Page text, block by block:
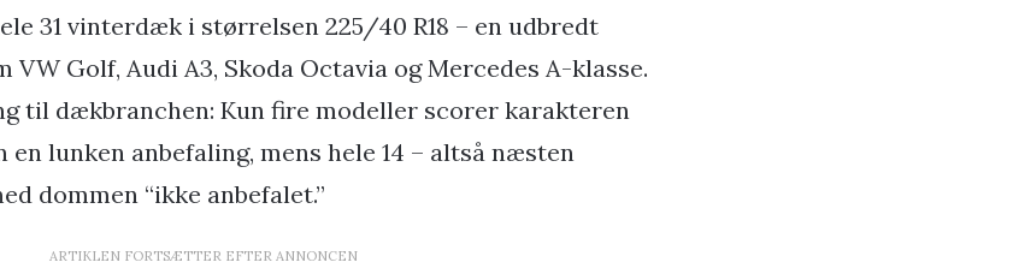
31 vinterdæk i størrelsen 225/40 R18 – en udbredt
Golf, Audi A3, Skoda Octavia og Mercedes A-klasse.
til dækbranchen: Kun fire modeller scorer karakteren
en lunken anbefaling, mens hele 14 – altså næsten
dommen “ikke anbefalet.”
ARTIKLEN FORTSÆTTER EFTER ANNONCEN